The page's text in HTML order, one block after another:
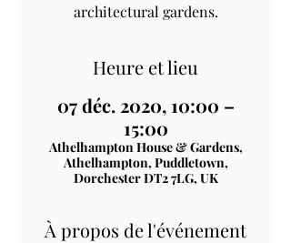
architectural gardens.
Heure et lieu
07 déc. 2020, 10:00 –
15:00
Athelhampton House & Gardens,
Athelhampton, Puddletown,
Dorchester DT2 7LG, UK
À propos de l'événement